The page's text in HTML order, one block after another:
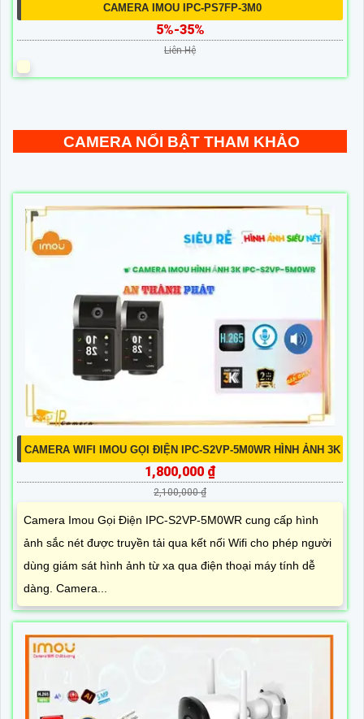
CAMERA IMOU IPC-PS7FP-3M0
5%-35%
Liên Hệ
CAMERA NỔI BẬT THAM KHẢO
CAMERA WIFI IMOU GỌI ĐIỆN IPC-S2VP-5M0WR HÌNH ẢNH 3K
1,800,000 ₫
2,100,000 ₫
Camera Imou Gọi Điện IPC-S2VP-5M0WR cung cấp hình
ảnh sắc nét được truyền tải qua kết nối Wifi cho phép người
dùng giám sát hình ảnh từ xa qua điện thoại máy tính dễ
dàng. Camera...